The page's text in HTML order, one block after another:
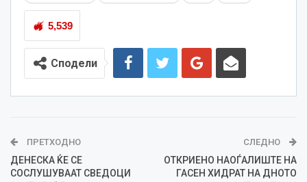
5,539
Сподели
ПРЕТХОДНО
ДЕНЕСКА ЌЕ СЕ
СОСЛУШУВААТ СВЕДОЦИ
СЛЕДНО
ОТКРИЕНО НАОЃАЛИШТЕ НА
ГАСЕН ХИДРАТ НА ДНОТО